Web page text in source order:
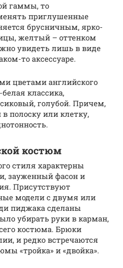
гаммы, то
приглушенные
брусничным, ярко-
желтый – оттенком
увидеть лишь в виде
то аксессуаре.
цветами английского
классика,
голубой. Причем,
полоску или клетку,
костюм
стиля характерны
зауженный фасон и
Присутствуют
модели с двумя или
пиджака сделаны
убирать руки в карман,
костюма. Брюки
и редко встречаются
«тройка» и «двойка».